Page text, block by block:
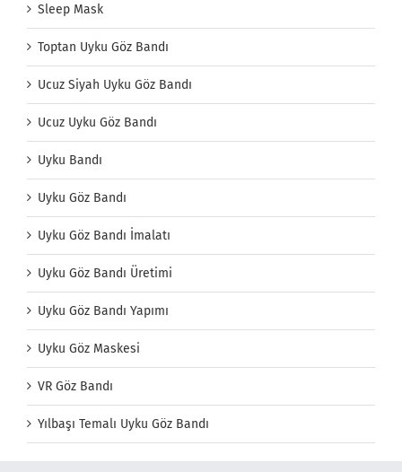
Sleep Mask
Toptan Uyku Göz Bandı
Ucuz Siyah Uyku Göz Bandı
Ucuz Uyku Göz Bandı
Uyku Bandı
Uyku Göz Bandı
Uyku Göz Bandı İmalatı
Uyku Göz Bandı Üretimi
Uyku Göz Bandı Yapımı
Uyku Göz Maskesi
VR Göz Bandı
Yılbaşı Temalı Uyku Göz Bandı